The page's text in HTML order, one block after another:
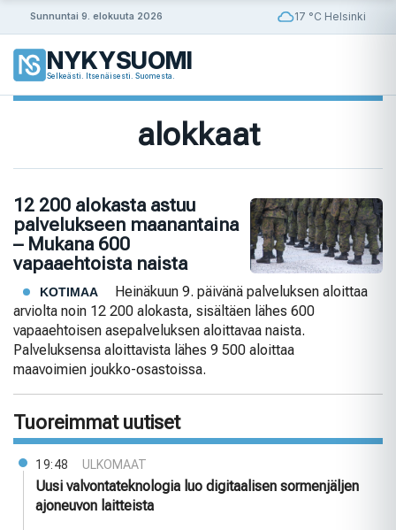
Sunnuntai 9. elokuuta 2026 17 °C Helsinki
NYKYSUOMI
Selkeästi. Itsenäisesti. Suomesta.
alokkaat
12 200 alokasta astuu
palvelukseen maanantaina
– Mukana 600
vapaaehtoista naista
KOTIMAA
Heinäkuun 9. päivänä palveluksen aloittaa
arviolta noin 12 200 alokasta, sisältäen lähes 600
vapaaehtoisen asepalveluksen aloittavaa naista.
Palveluksensa aloittavista lähes 9 500 aloittaa
maavoimien joukko-osastoissa.
Tuoreimmat uutiset
19:48 ULKOMAAT
Uusi valvontateknologia luo digitaalisen sormenjäljen
ajoneuvon laitteista